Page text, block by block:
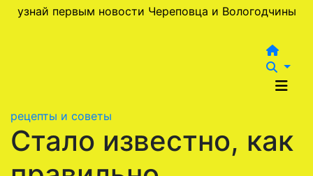
узнай первым новости Череповца и Вологодчины
рецепты и советы
Стало известно, как